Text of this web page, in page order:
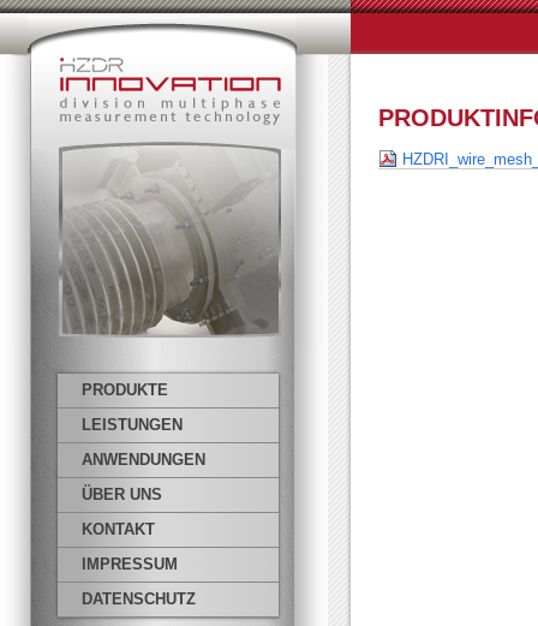
PRODUKTE
LEISTUNGEN
ANWENDUNGEN
ÜBER UNS
KONTAKT
IMPRESSUM
DATENSCHUTZ